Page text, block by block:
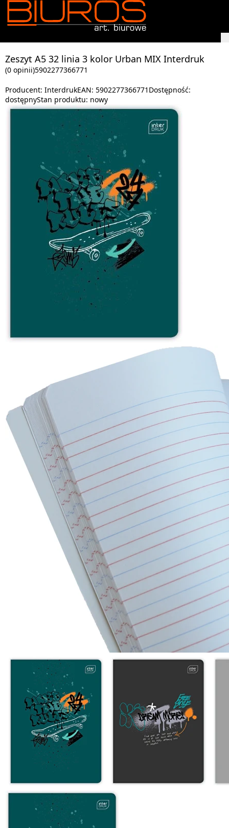
Zeszyt A5 32 linia 3 kolor Urban MIX Interdruk
(0 opinii)5902277366771
Producent: InterdrukEAN: 5902277366771 Dostępność:
dostępnyStan produktu: nowy